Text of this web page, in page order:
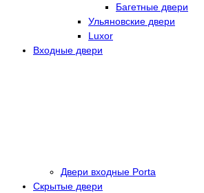
Багетные двери
Ульяновские двери
Luxor
Входные двери
Двери входные Porta
Скрытые двери